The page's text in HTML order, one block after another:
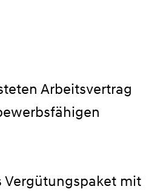
Arbeitsvertrag
Vergütungspaket mit